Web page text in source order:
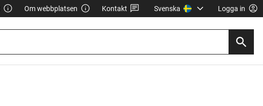
Om webbplatsen Kontakt Svenska Logga in